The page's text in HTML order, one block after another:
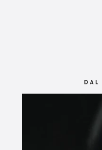
DAL